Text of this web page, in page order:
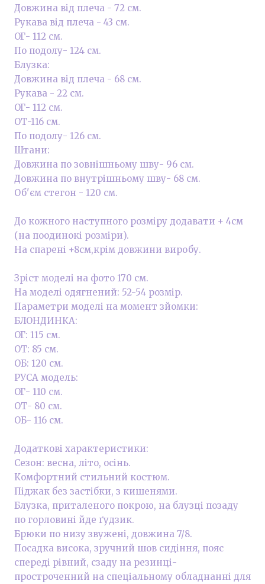
Довжина від плеча - 72 см.
Рукава від плеча - 43 см.
ОГ- 112 см.
По подолу- 124 см.
Блузка:
Довжина від плеча - 68 см.
Рукава - 22 см.
ОГ- 112 см.
ОТ-116 см.
По подолу- 126 см.
Штани:
Довжина по зовнішньому шву- 96 см.
Довжина по внутрішньому шву- 68 см.
Об'єм стегон - 120 см.
До кожного наступного розміру додавати + 4см
(на поодинокі розміри).
На спарені +8см,крім довжини виробу.
Зріст моделі на фото 170 см.
На моделі одягнений: 52-54 розмір.
Параметри моделі на момент зйомки:
БЛОНДИНКА:
ОГ: 115 см.
ОТ: 85 см.
ОБ: 120 см.
РУСА модель:
ОГ- 110 см.
ОТ- 80 см.
ОБ- 116 см.
Додаткові характеристики:
Сезон: весна, літо, осінь.
Комфортний стильний костюм.
Піджак без застібки, з кишенями.
Блузка, приталеного покрою, на блузці позаду
по горловині йде ґудзик.
Брюки по низу звужені, довжина 7/8.
Посадка висока, зручний шов сидіння, пояс
спереді рівний, сзаду на резинці-
простроченний на спеціальному обладнанні для